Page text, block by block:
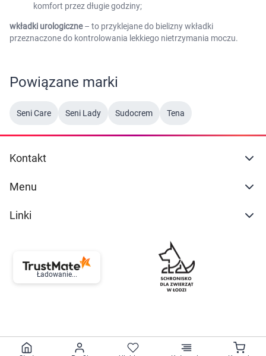
komfort przez długie godziny;
wkładki urologiczne– to przyklejane do bielizny wkładki
przeznaczone do kontrolowania lekkiego nietrzymania moczu.
Powiązane marki
Seni Care Seni Lady Sudocrem Tena
Kontakt
Menu
Linki
Ładowanie...